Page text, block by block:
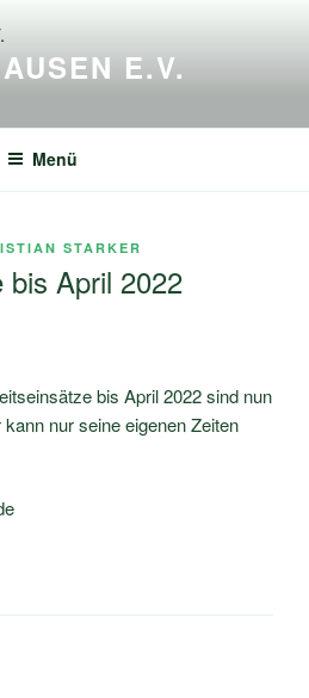
E.V.
Menü
STARKER
April 2022
bis April 2022 sind nun
nur seine eigenen Zeiten